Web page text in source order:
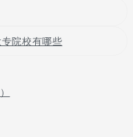
40
院校有哪些